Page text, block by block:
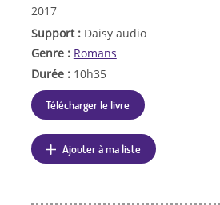
2017
Support : Daisy audio
Genre : Romans
Durée : 10h35
Télécharger le livre
Ajouter à ma liste